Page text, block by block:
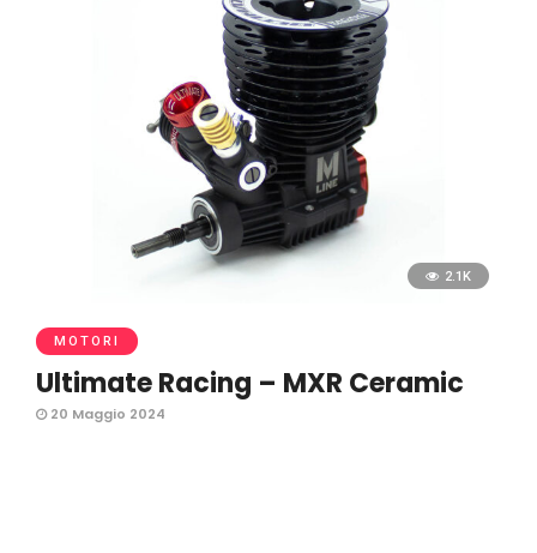
2.1K
MOTORI
Ultimate Racing – MXR Ceramic
20 Maggio 2024